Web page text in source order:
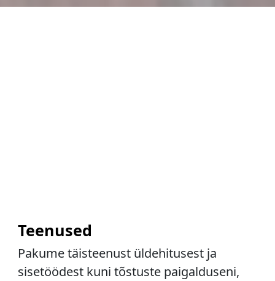
Teenused
Pakume täisteenust üldehitusest ja
sisetöödest kuni tõstuste paigalduseni,